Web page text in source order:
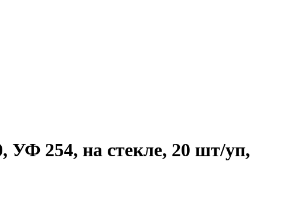
254, на стекле, 20 шт/уп,